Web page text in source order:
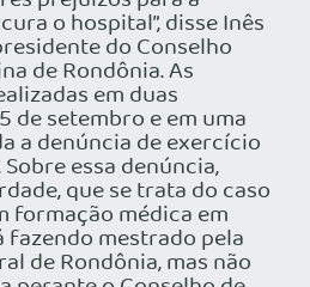
o hospital”, disse Inês
do Conselho
de Rondônia. As
em duas
de setembro e em uma
a denúncia de exercício
essa denúncia,
que se trata do caso
formação médica em
fazendo mestrado pela
de Rondônia, mas não